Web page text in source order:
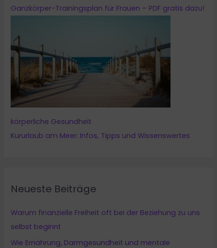
Ganzkörper-Trainingsplan für Frauen – PDF gratis dazu!
körperliche Gesundheit
Kururlaub am Meer: Infos, Tipps und Wissenswertes
Neueste Beiträge
Warum finanzielle Freiheit oft bei der Beziehung zu uns
selbst beginnt
Wie Ernährung, Darmgesundheit und mentale